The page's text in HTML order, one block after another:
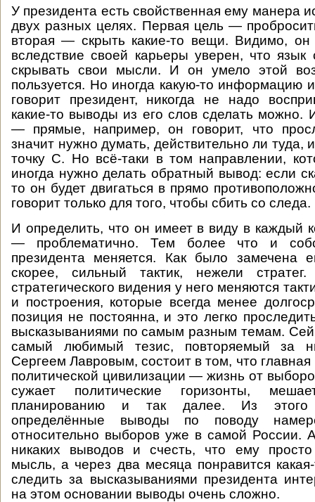
У президента есть свойственная ему манера
двух разных целях. Первая цель —
вторая — скрыть какие-то вещи. Видимо, он
вследствие своей карьеры уверен, что язык
скрывать свои мысли. И он умело этой
пользуется. Но иногда какую-то информацию
говорит президент, никогда не надо
какие-то выводы из его слов сделать можно.
— прямые, например, он говорит, что
значит нужно думать, действительно ли туда,
точку C. Но всё-таки в том направлении,
иногда нужно делать обратный вывод: если
то он будет двигаться в прямо
говорит только для того, чтобы сбить со следа.
И определить, что он имеет в виду в каждый
— проблематично. Тем более что и
президента меняется. Как было замечена
скорее, сильный тактик, нежели
стратегического видения у него меняются
и построения, которые всегда менее
позиция не постоянна, и это легко
высказываниями по самым разным темам.
самый любимый тезис, повторяемый за
Сергеем Лавровым, состоит в том, что
политической цивилизации — жизнь от
сужает политические горизонты,
планированию и так далее. Из этого
определённые выводы по поводу
относительно выборов уже в самой России.
никаких выводов и счесть, что ему
мысль, а через два месяца понравится
следить за высказываниями президента
на этом основании выводы очень сложно.